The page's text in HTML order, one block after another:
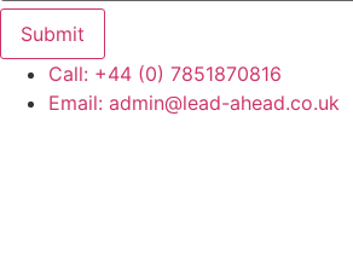
Submit
Call: +44 (0) 7851870816
Email: admin@lead-ahead.co.uk